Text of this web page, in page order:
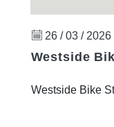
26 / 03 / 2026
Westside
Westside Bike